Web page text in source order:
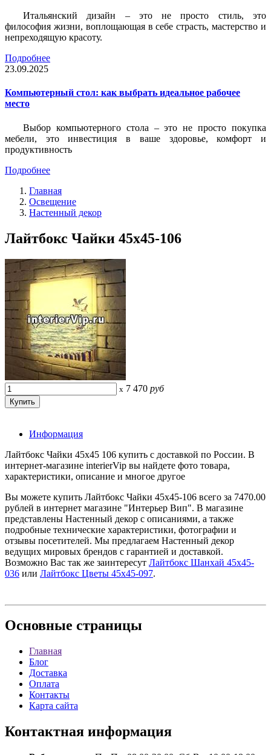
Итальянский дизайн – это не просто стиль, это
философия жизни, воплощающая в себе страсть, мастерство и
непреходящую красоту.
Подробнее
23.09.2025
Компьютерный стол: как выбрать идеальное рабочее
место
Выбор компьютерного стола – это не просто покупка
мебели, это инвестиция в ваше здоровье, комфорт и
продуктивность
Подробнее
Главная
Освещение
Настенный декор
Лайтбокс Чайки 45x45-106
x 7 470 руб
Информация
Лайтбокс Чайки 45x45 106 купить с доставкой по России. В
интернет-магазине interierVip вы найдете фото товара,
характеристики, описание и многое другое
Вы можете купить Лайтбокс Чайки 45x45-106 всего за 7470.00
рублей в интернет магазине "Интерьер Вип". В магазине
представлены Настенный декор с описаниями, а также
подробные технические характеристики, фотографии и
отзывы посетителей. Мы предлагаем Настенный декор
ведущих мировых брендов с гарантией и доставкой.
Возможно Вас так же заинтересут Лайтбокс Шанхай 45x45-
036 или Лайтбокс Цветы 45x45-097.
Основные страницы
Главная
Блог
Доставка
Оплата
Контакты
Карта сайта
Контактная информация